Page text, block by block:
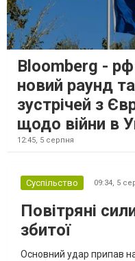
Bloomberg -
новий раунд
зустрічей з
щодо війни в
12:45, 5 серпня
Суспільство 09:34, 5
Повітряні
збитої
Основний удар припав